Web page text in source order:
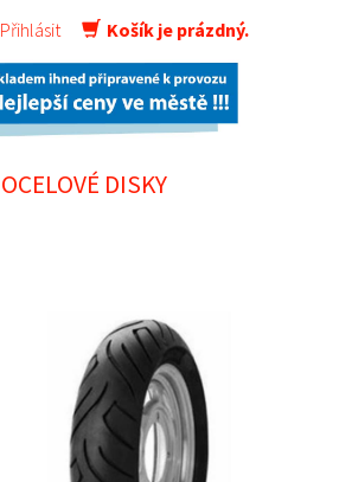
Přihlásit Košík je prázdný.
OCELOVÉ DISKY